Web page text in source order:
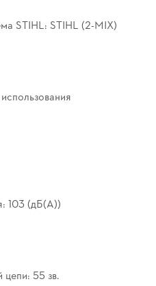
STIHL: STIHL (2-MIX)
103 (дБ(А))
цепи: 55 зв.